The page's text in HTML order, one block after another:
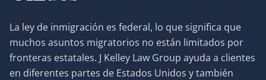
La ley de inmigración es federal, lo que significa que
muchos asuntos migratorios no están limitados por
fronteras estatales. J Kelley Law Group ayuda a clientes
en diferentes partes de Estados Unidos y también